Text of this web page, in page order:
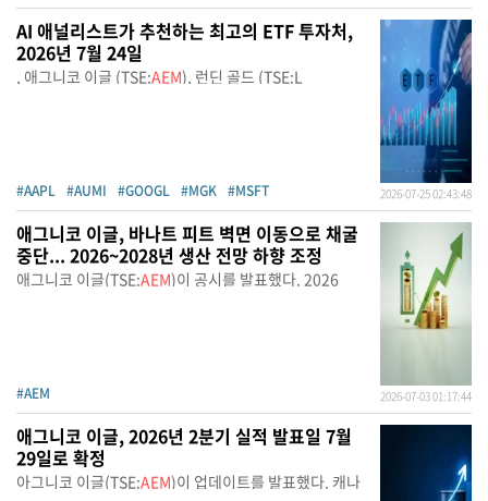
AI 애널리스트가 추천하는 최고의 ETF 투자처,
2026년 7월 24일
, 애그니코 이글 (TSE:AEM), 런딘 골드 (TSE:L
#AAPL #AUMI #GOOGL #MGK #MSFT 2026-07-25 02:43:48
애그니코 이글, 바나트 피트 벽면 이동으로 채굴
중단... 2026~2028년 생산 전망 하향 조정
애그니코 이글(TSE:AEM )이 공시를 발표했다. 2026
#AEM 2026-07-03 01:17:44
애그니코 이글, 2026년 2분기 실적 발표일 7월
29일로 확정
아그니코 이글(TSE:AEM )이 업데이트를 발표했다. 캐나